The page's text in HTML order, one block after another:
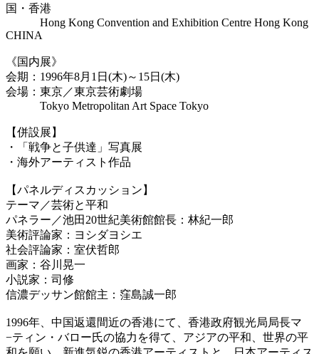
国・香港
Hong Kong Convention and Exhibition Centre Hong Kong
CHINA
《国内展》
会期：1996年8月1日(木)～15日(木)
会場：東京／東京芸術劇場
Tokyo Metropolitan Art Space Tokyo
【併設展】
・「戦争と子供達」写真展
・海外アーティスト作品
【パネルディスカッション】
テーマ／芸術と平和
パネラー／池田20世紀美術館館長：林紀一郎
美術評論家：ヨシダヨシエ
社会評論家：室伏哲郎
画家：谷川晃一
小説家：司修
信濃デッサン館館主：窪島誠一郎
1996年、中国返還間近の香港にて、香港政府観光局局長マ
−ティン・バロー氏の協力を得て、アジアの平和、世界の平